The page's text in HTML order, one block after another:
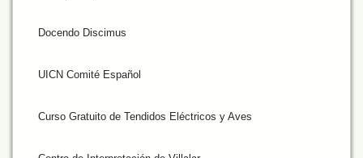
Docendo Discimus
UICN Comité Español
Curso Gratuito de Tendidos Eléctricos y Aves